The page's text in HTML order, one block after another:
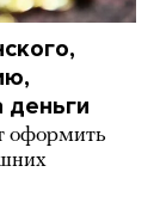
деньги
оформить